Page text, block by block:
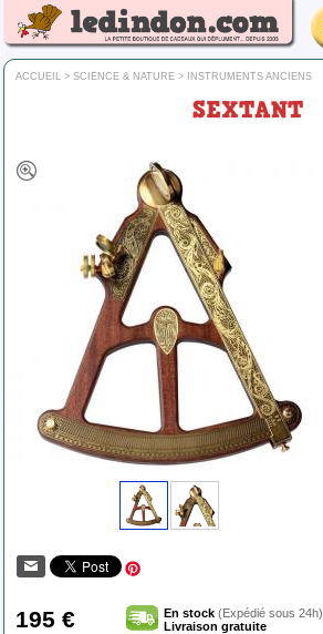
ACCUEIL > SCIENCE & NATURE > INSTRUMENTS ANCIENS
SEXTANT
195 € En stock (Expédié sous 24h)
Livraison gratuite